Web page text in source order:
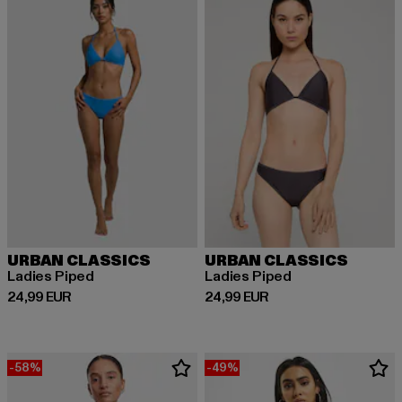
URBAN CLASSICS
Ladies Piped
24,99 EUR
Derzeitiger Preis: 24,99 EUR
URBAN CLASSICS
Ladies Piped
24,99 EUR
Derzeitiger Preis: 24,99 EUR
-58% -49%